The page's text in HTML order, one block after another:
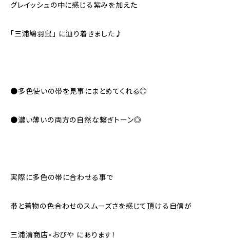
グレイッシュの中に感じる紫みを加えた
「三浦鳩羽鼠」 に辿り着きました♪
●多色使いの帯を見事にまとめてくれる◎
●濃い薄いの両方の自然な繋ぎトーン◎
実際に多色の帯に合わせる事で
帯と着物の色合わせのスムーズさを感じて頂ける自信が
三浦清商店×おびや にあります！